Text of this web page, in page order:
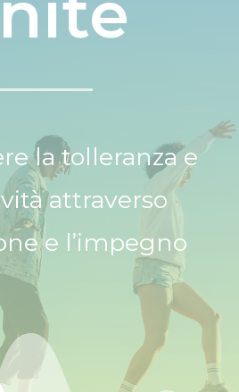
la tolleranza e
attraverso
e l’impegno